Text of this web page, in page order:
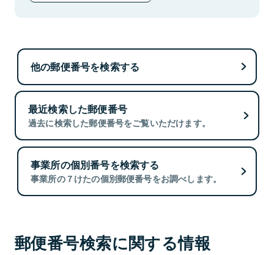
他の郵便番号を検索する
最近検索した郵便番号
過去に検索した郵便番号をご覧いただけます。
事業所の個別番号を検索する
事業所の７けたの個別郵便番号をお調べします。
郵便番号検索に関する情報